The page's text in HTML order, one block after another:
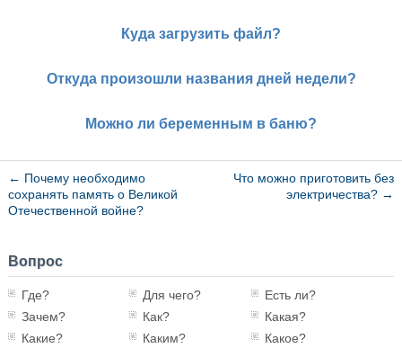
Куда загрузить файл?
Откуда произошли названия дней недели?
Можно ли беременным в баню?
← Почему необходимо
сохранять память о Великой
Отечественной войне?
Что можно приготовить без
электричества? →
Вопрос
Где? Для чего?
Есть ли?
Зачем?
Как?
Какая?
Какие?
Каким?
Какое?